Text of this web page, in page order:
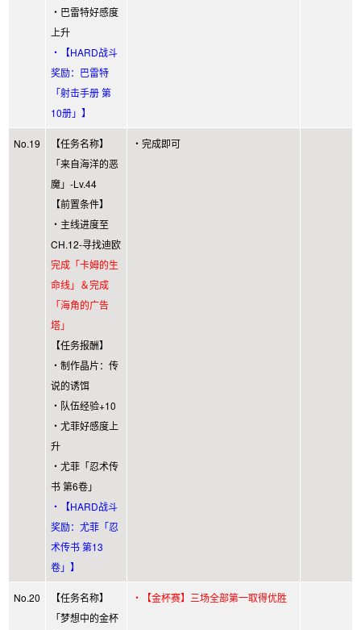
・巴雷特好感度
上升
・【HARD战斗
奖励：巴雷特
「射击手册 第
10册」】
No.19
【任务名称】
「来自海洋的恶
魔」-Lv.44
【前置条件】
・主线进度至
CH.12-寻找迪欧
完成「卡姆的生
命线」＆完成
「海角的广告
塔」
【任务报酬】
・制作晶片：传
说的诱饵
・队伍经验+10
・尤菲好感度上
升
・尤菲「忍术传
书 第6卷」
・【HARD战斗
奖励：尤菲「忍
术传书 第13
卷」】
・完成即可
No.20
【任务名称】
「梦想中的金杯
・【金杯赛】三场全部第一取得优胜